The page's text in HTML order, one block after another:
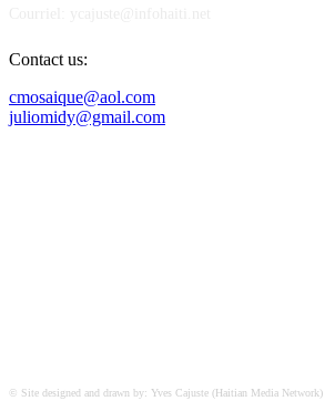
Contact us:
cmosaique@aol.com
juliomidy@gmail.com
© Site designed and drawn by: Yves Cajuste (Haitian Media Network)